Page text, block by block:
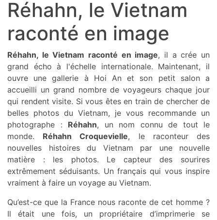
Réhahn, le Vietnam
raconté en image
Réhahn, le Vietnam raconté en image, il a crée un
grand écho à l'échelle internationale. Maintenant, il
ouvre une gallerie à Hoi An et son petit salon a
accueilli un grand nombre de voyageurs chaque jour
qui rendent visite. Si vous êtes en train de chercher de
belles photos du Vietnam, je vous recommande un
photographe : Réhahn, un nom connu de tout le
monde. Réhahn Croquevielle, le raconteur des
nouvelles histoires du Vietnam par une nouvelle
matière : les photos. Le capteur des sourires
extrêmement séduisants. Un français qui vous inspire
vraiment à faire un voyage au Vietnam.
Qu’est-ce que la France nous raconte de cet homme ?
Il était une fois, un propriétaire d’imprimerie se